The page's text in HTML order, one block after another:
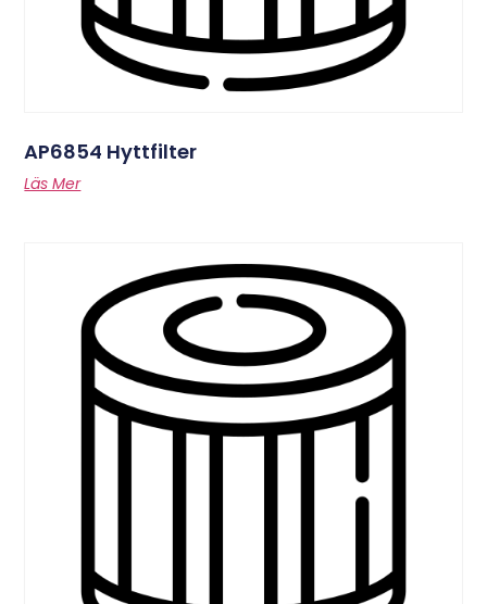
AP6854 Hyttfilter
Läs Mer